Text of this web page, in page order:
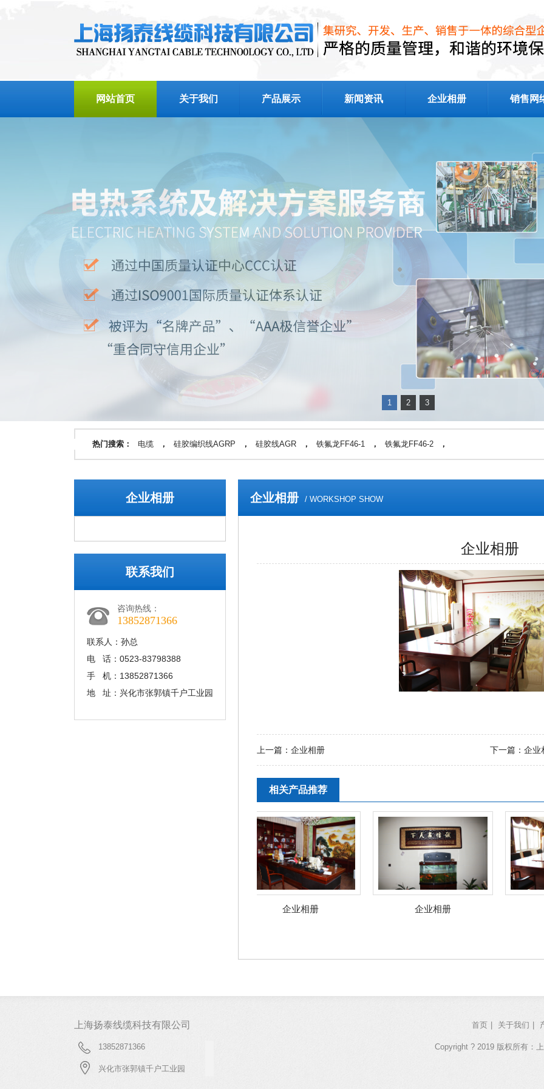
网站首页 关于我们 产品展示 新闻资讯 企业相册 销售网
1 2 3
热门搜索： 电缆 ， 硅胶编织线AGRP ， 硅胶线AGR ， 铁氟龙FF46-1 ， 铁氟龙FF46-2 ，
企业相册
联系我们
咨询热线：
13852871366
联系人：孙总
电 话：0523-83798388
手 机：13852871366
地 址：兴化市张郭镇千户工业园
企业相册 / WORKSHOP SHOW
企业相册
上一篇： 企业相册 下一篇： 企业
相关产品推荐
企业相册 企业相册
上海扬泰线缆科技有限公司
13852871366
兴化市张郭镇千户工业园
首页 关于我们
Copyright ? 2019 版权所有：